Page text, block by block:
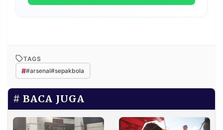
TAGS
##arsenal#sepakbola
BACA JUGA